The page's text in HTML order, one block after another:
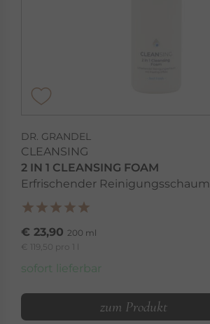
DR. GRANDEL
CLEANSING
2 IN 1 CLEANSING FOAM
Erfrischender Reinigungsschaum
€ 23,90 200 ml
€ 119,50 pro 1 l
sofort lieferbar
zum Produkt